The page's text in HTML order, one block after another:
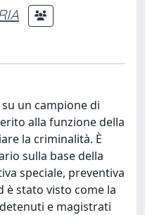
un campione di
alla funzione della
la criminalità. È
sulla base della
speciale, preventiva
è stato visto come la
e magistrati